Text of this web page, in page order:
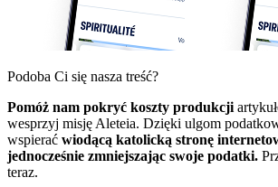
Podoba Ci się nasza treść?
Pomóż nam pokryć koszty produkcji
wesprzyj misję Aleteia. Dzięki ulgom
wspierać wiodącą katolicką stronę
jednocześnie zmniejszając swoje podatki.
teraz.